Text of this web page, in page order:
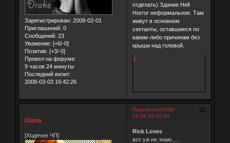
Зарегистрирован: 2008-02-01
Приглашений: 0
Сообщений: 23
Уважение: [+6/-0]
Позитив: [+3/-0]
Провел на форуме:
9 часов 24 минуты
Последний визит:
2008-03-03 16:42:26
отделать) Здание Hell
Horror неформальное. Там
живут в основном
сектанты, оставшиеся по
каким-либо причинам без
крыши над головой.
0
Поделиться 15
2008-
02-16 12:12:34
Diana
[Ходячее ЧП]
Rick Loves
вот уж не знаю.....